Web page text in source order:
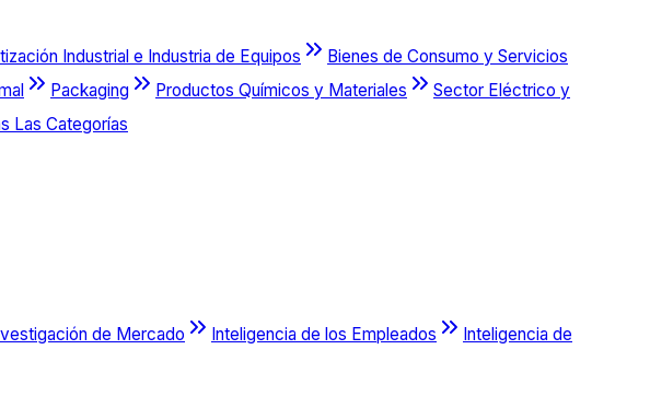
Industrial e Industria de Equipos
Bienes de Consumo y Servicios
Packaging Productos Químicos y Materiales
Sector Eléctrico y
Las Categorías
de Mercado Inteligencia de los Empleados
Inteligencia de